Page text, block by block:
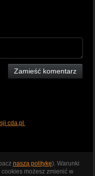
Zamieść komentarz
cda.pl
naszą politykę). Warunki
możesz zmienić w